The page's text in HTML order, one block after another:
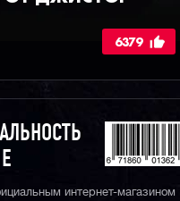
6379
интернет-магазином